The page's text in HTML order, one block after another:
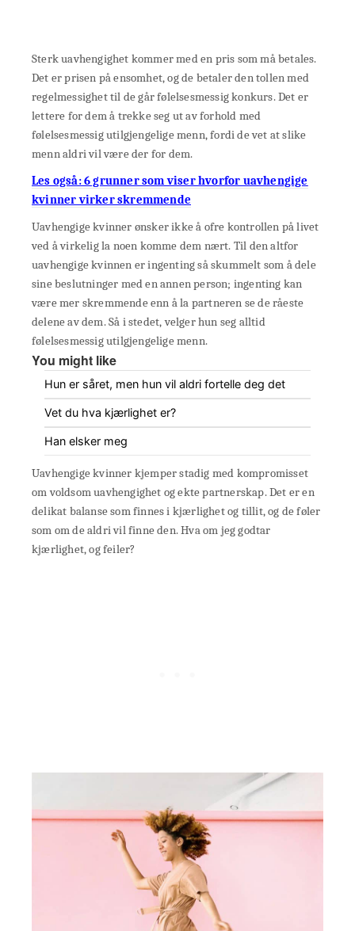
Sterk uavhengighet kommer med en pris som må betales.
Det er prisen på ensomhet, og de betaler den tollen med
regelmessighet til de går følelsesmessig konkurs. Det er
lettere for dem å trekke seg ut av forhold med
følelsesmessig utilgjengelige menn, fordi de vet at slike
menn aldri vil være der for dem.
Les også: 6 grunner som viser hvorfor uavhengige
kvinner virker skremmende
Uavhengige kvinner ønsker ikke å ofre kontrollen på livet
ved å virkelig la noen komme dem nært. Til den altfor
uavhengige kvinnen er ingenting så skummelt som å dele
sine beslutninger med en annen person; ingenting kan
være mer skremmende enn å la partneren se de råeste
delene av dem. Så i stedet, velger hun seg alltid
følelsesmessig utilgjengelige menn.
You might like
Hun er såret, men hun vil aldri fortelle deg det
Vet du hva kjærlighet er?
Han elsker meg
Uavhengige kvinner kjemper stadig med kompromisset
om voldsom uavhengighet og ekte partnerskap. Det er en
delikat balanse som finnes i kjærlighet og tillit, og de føler
som om de aldri vil finne den. Hva om jeg godtar
kjærlighet, og feiler?